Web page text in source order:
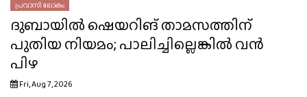
പ്രവാസി ലോകം
ദുബായിൽ ഷെയറിങ് താമസത്തിന്
പുതിയ നിയമം; പാലിച്ചില്ലെങ്കിൽ വൻ
പിഴ
Fri, Aug 7, 2026